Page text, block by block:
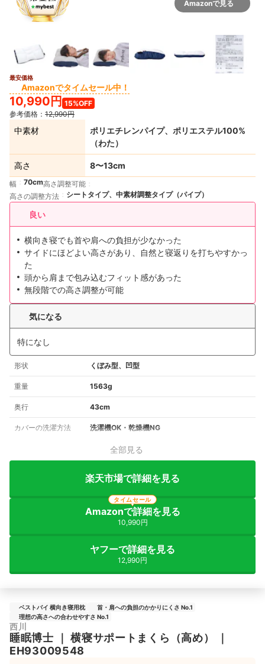
Amazonで見る
最安価格
Amazonでタイムセール中！
10,990円 15%OFF
参考価格： 12,990円
中素材
ポリエチレンパイプ、ポリエステル100%
（わた）
高さ 8〜13cm
幅 70cm高さ調整可能
高さの調整方法
シートタイプ、中素材調整タイプ（パイプ）
良い
横向き寝でも首や肩への負担が少なかった
サイドにほどよい高さがあり、自然と寝返りを打ちやすかっ
た
頭から肩まで包み込むフィット感があった
無段階での高さ調整が可能
気になる
特になし
形状 くぼみ型、凹型
重量 1563g
奥行 43cm
カバーの洗濯方法 洗濯機OK・乾燥機NG
全部見る
楽天市場で詳細を見る
Amazonで詳細を見る
10,990円
タイムセール
ヤフーで詳細を見る
12,990円
ベストバイ 横向き寝用枕
首・肩への負担のかかりにくさ No.1
理想の高さへの合わせやすさ No.1
西川
睡眠博士 ｜横寝サポートまくら（高め）
EH93009548